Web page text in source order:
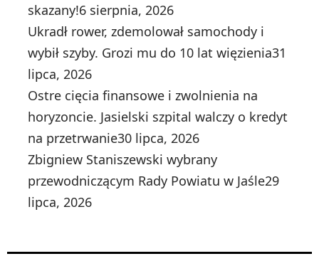
skazany!6 sierpnia, 2026
Ukradł rower, zdemolował samochody i
wybił szyby. Grozi mu do 10 lat więzienia31
lipca, 2026
Ostre cięcia finansowe i zwolnienia na
horyzoncie. Jasielski szpital walczy o kredyt
na przetrwanie30 lipca, 2026
Zbigniew Staniszewski wybrany
przewodniczącym Rady Powiatu w Jaśle29
lipca, 2026